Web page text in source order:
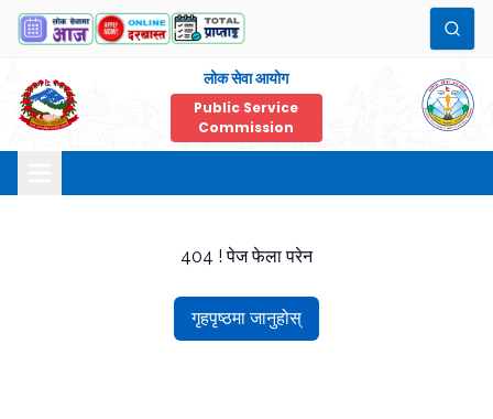
लोक सेवा आयोग
Public Service
Commission
404 ! पेज फेला परेन
गृहपृष्ठमा जानुहोस्